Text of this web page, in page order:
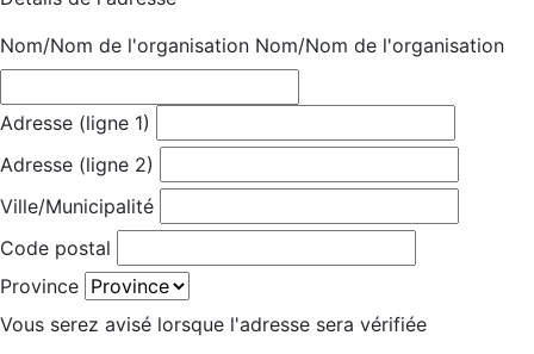
Nom/Nom de l'organisation Nom/Nom de l'organisation
Adresse (ligne 1)
Adresse (ligne 2)
Ville/Municipalité
Code postal
Province
Vous serez avisé lorsque l'adresse sera vérifiée